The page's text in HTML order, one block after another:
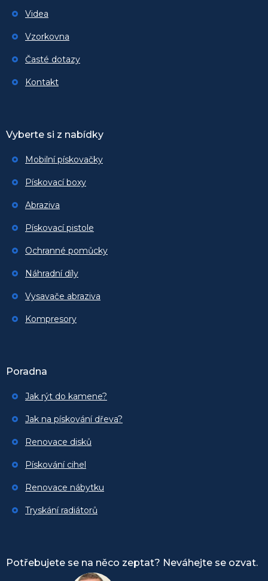
Videa
Vzorkovna
Časté dotazy
Kontakt
Vyberte si z nabídky
Mobilní pískovačky
Pískovací boxy
Abraziva
Pískovací pistole
Ochranné pomůcky
Náhradní díly
Vysavače abraziva
Kompresory
Poradna
Jak rýt do kamene?
Jak na pískování dřeva?
Renovace disků
Pískování cihel
Renovace nábytku
Tryskání radiátorů
Potřebujete se na něco zeptat? Neváhejte se ozvat.